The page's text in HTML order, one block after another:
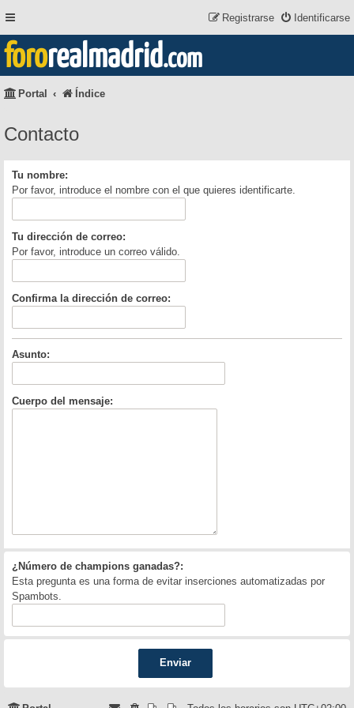
Identificarse
Registrarse
fororealmadrid.com
Portal Índice
Contacto
Tu nombre:
Por favor, introduce el nombre con el que quieres identificarte.
Tu dirección de correo:
Por favor, introduce un correo válido.
Confirma la dirección de correo:
Asunto:
Cuerpo del mensaje:
¿Número de champions ganadas?:
Esta pregunta es una forma de evitar inserciones automatizadas por
Spambots.